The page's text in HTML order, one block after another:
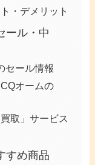
・デメリット
ール・中
セール情報
オームの
取」サービス
すめ商品